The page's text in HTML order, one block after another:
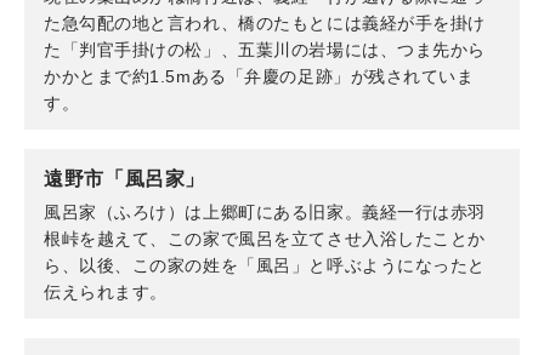
た急勾配の地と言われ、橋のたもとには義経が手を掛け
た「判官手掛けの松」、五葉川の岩場には、つま先から
かかとまで約1.5mある「弁慶の足跡」が残されていま
す。
遠野市「風呂家」
風呂家（ふろけ）は上郷町にある旧家。義経一行は赤羽
根峠を越えて、この家で風呂を立てさせ入浴したことか
ら、以後、この家の姓を「風呂」と呼ぶようになったと
伝えられます。